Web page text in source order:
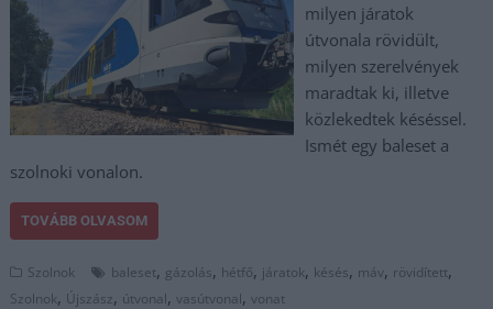
milyen járatok
útvonala rövidült,
milyen szerelvények
maradtak ki, illetve
közlekedtek késéssel.
Ismét egy baleset a
szolnoki vonalon.
TOVÁBB OLVASOM
Szolnok baleset, gázolás, hétfő, járatok, késés, máv, rövidített,
Szolnok, Újszász, útvonal,vasútvonal,vonat